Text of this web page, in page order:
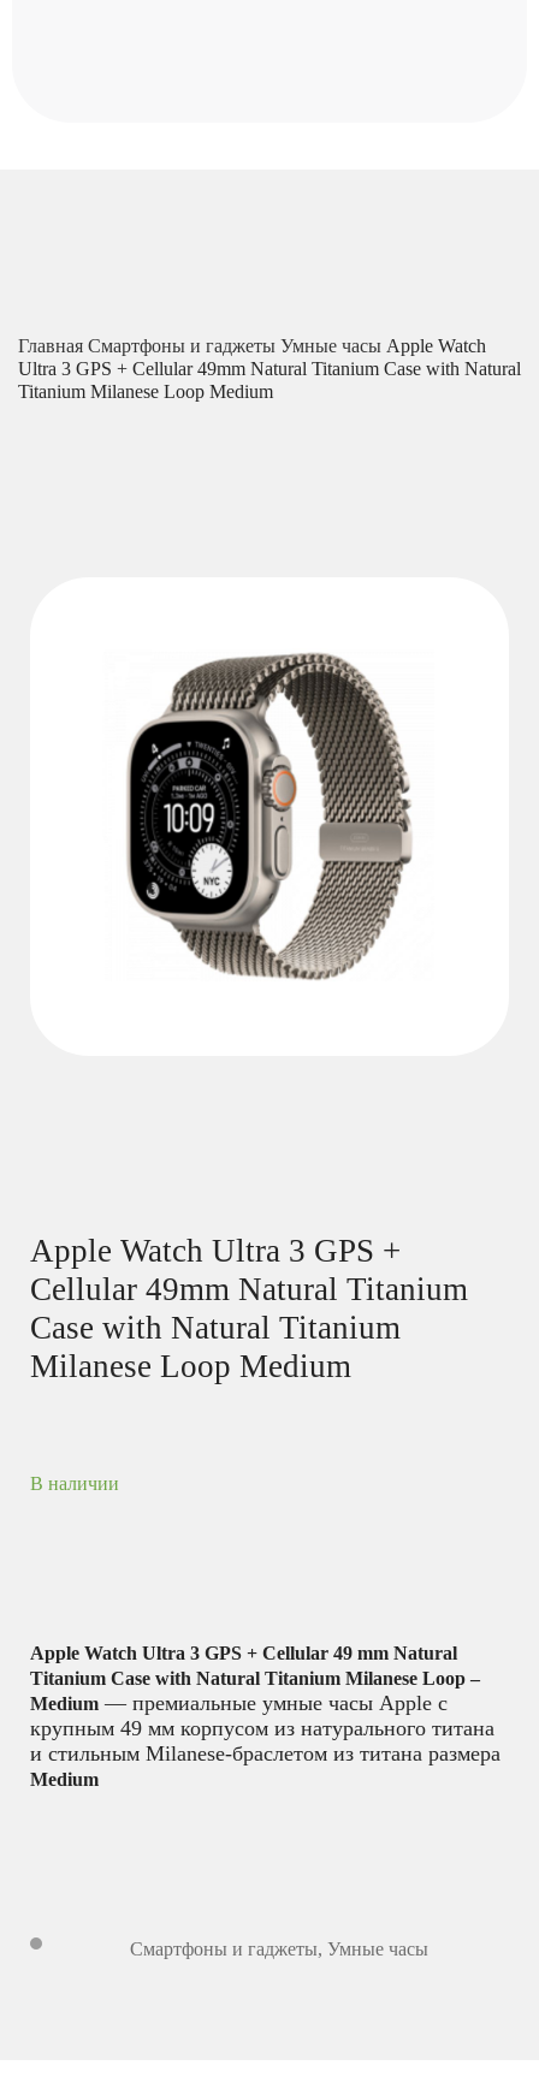
Главная Смартфоны и гаджеты Умные часы Apple Watch
Ultra 3 GPS + Cellular 49mm Natural Titanium Case with Natural
Titanium Milanese Loop Medium
Apple Watch Ultra 3 GPS +
Cellular 49mm Natural Titanium
Case with Natural Titanium
Milanese Loop Medium
В наличии
Apple Watch Ultra 3 GPS + Cellular 49 mm Natural
Titanium Case with Natural Titanium Milanese Loop –
Medium — премиальные умные часы Apple с
крупным 49 мм корпусом из натурального титана
и стильным Milanese-браслетом из титана размера
Medium
Смартфоны и гаджеты, Умные часы